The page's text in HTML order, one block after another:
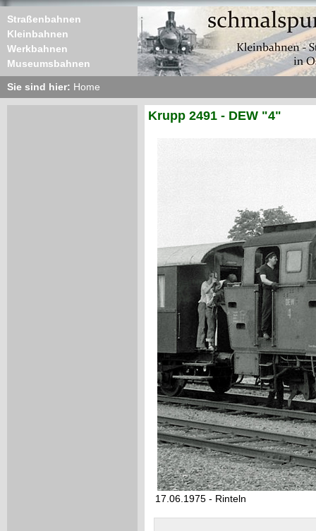
Straßenbahnen
Kleinbahnen
Werkbahnen
Museumsbahnen
Sie sind hier: Home
Krupp 2491 - DEW "4"
17.06.1975 - Rinteln